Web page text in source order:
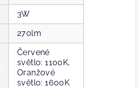
3W
270lm
Červené
světlo: 1100K,
Oranžové
světlo: 1600K